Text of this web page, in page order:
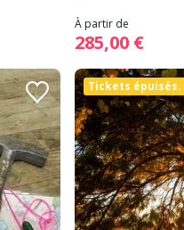
À partir de
285,00 €
Tickets épuisés.